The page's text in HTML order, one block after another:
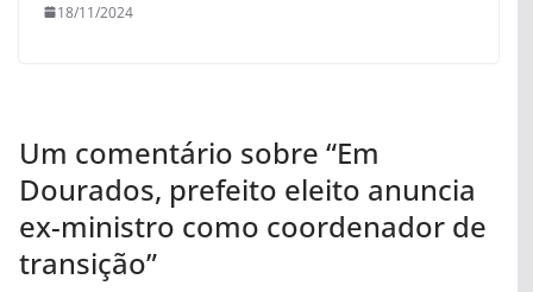
18/11/2024
Um comentário sobre “Em
Dourados, prefeito eleito anuncia
ex-ministro como coordenador de
transição”